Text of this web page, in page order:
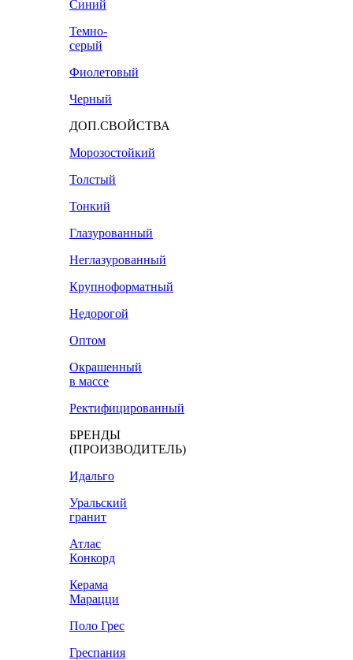
Синий
Темно-
серый
Фиолетовый
Черный
ДОП.СВОЙСТВА
Морозостойкий
Толстый
Тонкий
Глазурованный
Неглазурованный
Крупноформатный
Недорогой
Оптом
Окрашенный
в массе
Ректифицированный
БРЕНДЫ
(ПРОИЗВОДИТЕЛЬ)
Идальго
Уральский
гранит
Атлас
Конкорд
Керама
Марацци
Поло Грес
Греспания